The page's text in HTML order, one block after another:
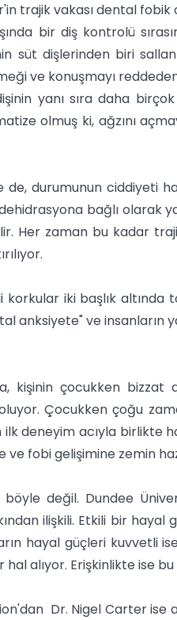
trajik vakası dental
bir diş kontrolü
süt dişlerinden biri
ve konuşmayı
yanı sıra daha
olmuş ki, ağzını
durumunun ciddiyeti
bağlı olarak
Her zaman bu kadar
korkular iki başlık
anksiyete" ve insanların
kişinin çocukken bizzat
Çocukken çoğu
deneyim acıyla birlikte
fobi gelişimine zemin
değil. Dundee
ilişkili. Etkili bir
hayal güçleri kuvvetli
alıyor. Erişkinlikte ise
Dr. Nigel Carter ise